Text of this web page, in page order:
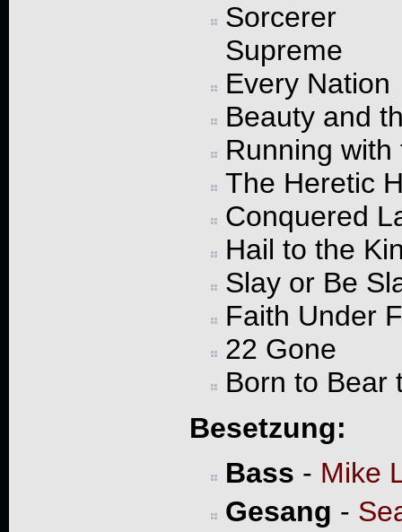
Sorcerer
Supreme
Every Nation
Beauty and
Running with
The Heretic
Conquered
Hail to the
Slay or Be
Faith Under
22 Gone
Born to Bear
Besetzung:
Bass - Mike
Gesang -